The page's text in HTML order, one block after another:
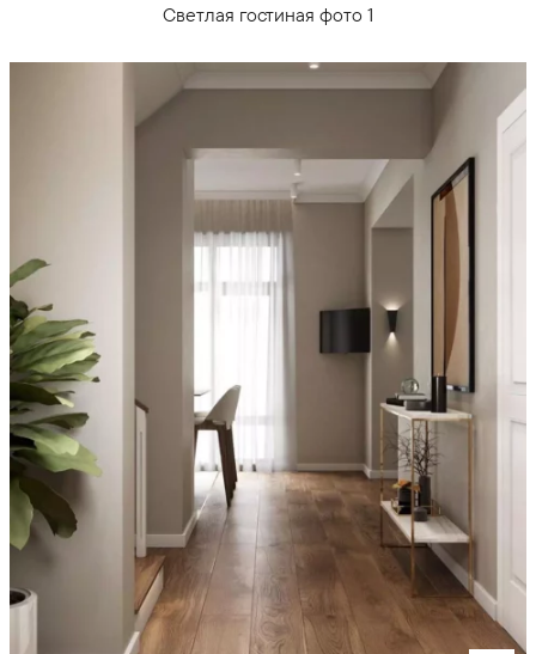
Светлая гостиная фото 1